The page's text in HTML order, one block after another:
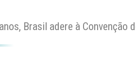
Brasil adere à Convenção